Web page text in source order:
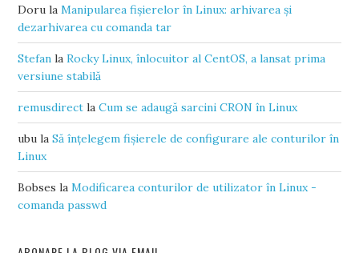
Doru laManipularea fișierelor în Linux: arhivarea și
dezarhivarea cu comanda tar
Stefan laRocky Linux, înlocuitor al CentOS, a lansat prima
versiune stabilă
remusdirect laCum se adaugă sarcini CRON în Linux
ubu laSă înțelegem fișierele de configurare ale conturilor în
Linux
Bobses laModificarea conturilor de utilizator în Linux -
comanda passwd